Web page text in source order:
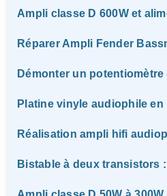
Ampli classe D 600W et
Réparer Ampli Fender
Démonter un
Platine vinyle audiophile en
Réalisation ampli hifi
Bistable à deux transistors